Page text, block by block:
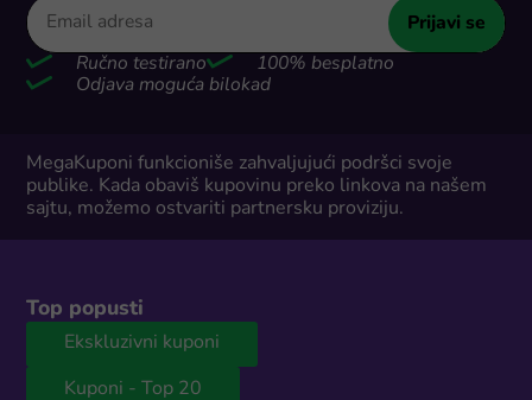
Prijavi se
Ručno testirano
100% besplatno
Odjava moguća bilokad
MegaKuponi funkcioniše zahvaljujući podršci svoje
publike. Kada obaviš kupovinu preko linkova na našem
sajtu, možemo ostvariti partnersku proviziju.
Top popusti
Ekskluzivni kuponi
Kuponi - Top 20